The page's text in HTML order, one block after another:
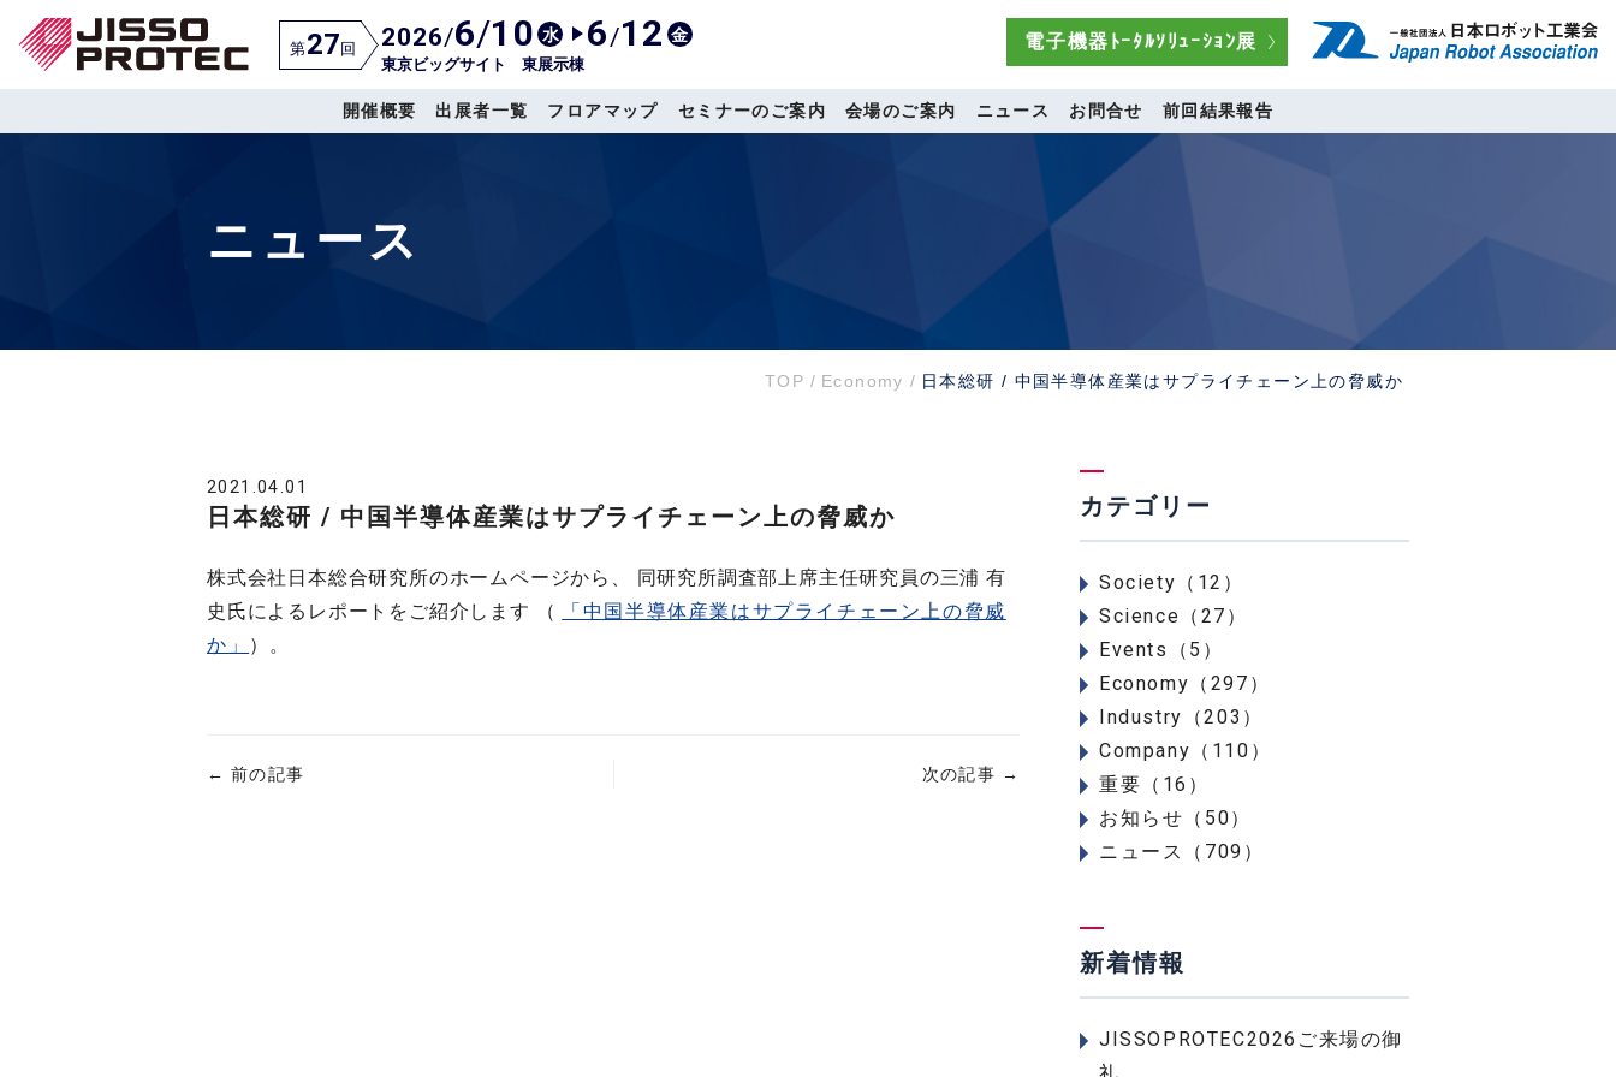
第27回 2026/6/10 水 6/12 金
東京ビッグサイト 東展示棟
電子機器ﾄｰﾀﾙｿﾘｭｰｼｮﾝ展
開催概要 出展者一覧 フロアマップ セミナーのご案内 会場のご案内 ニュース お問合せ 前回結果報告
ニュース
TOP / Economy / 日本総研 / 中国半導体産業はサプライチェーン上の脅威か
2021.04.01
日本総研 / 中国半導体産業はサプライチェーン上の脅威か
株式会社日本総合研究所のホームページから、 同研究所調査部上席主任研究員の三浦 有
史氏によるレポートをご紹介します （
「中国半導体産業はサプライチェーン上の脅威
か」
）。
← 前の記事 次の記事 →
カテゴリー
Society（12）
Science（27）
Events（5）
Economy（297）
Industry（203）
Company（110）
重要（16）
お知らせ（50）
ニュース（709）
新着情報
JISSOPROTEC2026ご来場の御